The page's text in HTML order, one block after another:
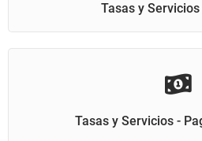
Tasas y
Tasas y Servicios -